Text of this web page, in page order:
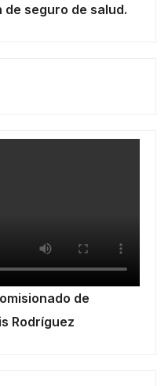
seguro de salud.
de
Rodríguez